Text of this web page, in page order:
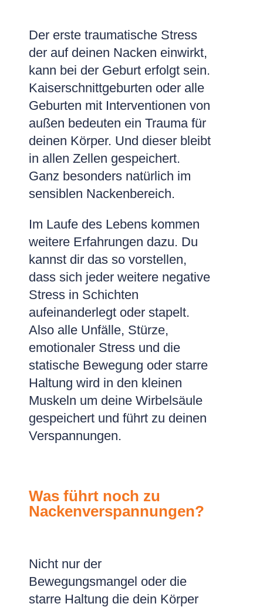
Der erste traumatische Stress
der auf deinen Nacken einwirkt,
kann bei der Geburt erfolgt sein.
Kaiserschnittgeburten oder alle
Geburten mit Interventionen von
außen bedeuten ein Trauma für
deinen Körper. Und dieser bleibt
in allen Zellen gespeichert.
Ganz besonders natürlich im
sensiblen Nackenbereich.
Im Laufe des Lebens kommen
weitere Erfahrungen dazu. Du
kannst dir das so vorstellen,
dass sich jeder weitere negative
Stress in Schichten
aufeinanderlegt oder stapelt.
Also alle Unfälle, Stürze,
emotionaler Stress und die
statische Bewegung oder starre
Haltung wird in den kleinen
Muskeln um deine Wirbelsäule
gespeichert und führt zu deinen
Verspannungen.
Was führt noch zu
Nackenverspannungen?
Nicht nur der
Bewegungsmangel oder die
starre Haltung die dein Körper